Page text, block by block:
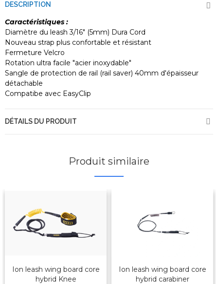
DESCRIPTION
Caractéristiques :
Diamètre du leash 3/16" (5mm) Dura Cord
Nouveau strap plus confortable et résistant
Fermeture Velcro
Rotation ultra facile "acier inoxydable"
Sangle de protection de rail (rail saver) 40mm d'épaisseur
détachable
Compatibe avec EasyClip
DÉTAILS DU PRODUIT
Produit similaire
Ion leash wing board core
hybrid Knee
Ion leash wing board core
hybrid carabiner